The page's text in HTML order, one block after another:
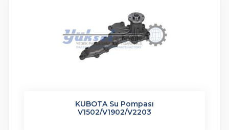
KUBOTA Su Pompası
V1502/V1902/V2203